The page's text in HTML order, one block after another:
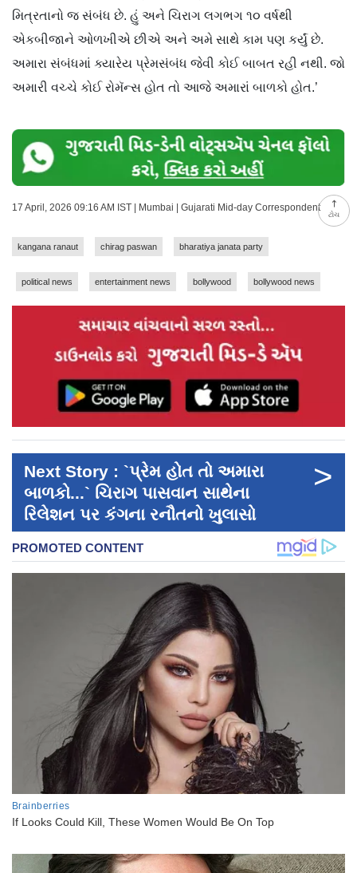
ટોચ
મિત્રતાનો જ સંબંધ છે. હું અને ચિરાગ લગભગ ૧૦ વર્ષથી
એકબીજાને ઓળખીએ છીએ અને અમે સાથે કામ પણ કર્યું છે.
અમારા સંબંધમાં ક્યારેય પ્રેમસંબંધ જેવી કોઈ બાબત રહી નથી. જો
અમારી વચ્ચે કોઈ રોમૅન્સ હોત તો આજે અમારાં બાળકો હોત.’
17 April, 2026 09:16 AM IST | Mumbai | Gujarati Mid-day Correspondent
kangana ranaut chirag paswan bharatiya janata party
political news entertainment news bollywood bollywood news
Next Story : `પ્રેમ હોત તો અમારા
બાળકો...` ચિરાગ પાસવાન સાથેના
રિલેશન પર કંગના રનૌતનો ખુલાસો
>